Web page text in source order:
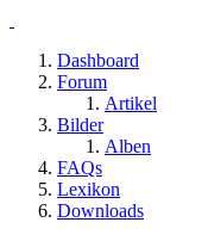
Dashboard
Forum
Artikel
Bilder
Alben
FAQs
Lexikon
Downloads